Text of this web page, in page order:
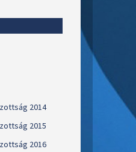
2014
2015
2016